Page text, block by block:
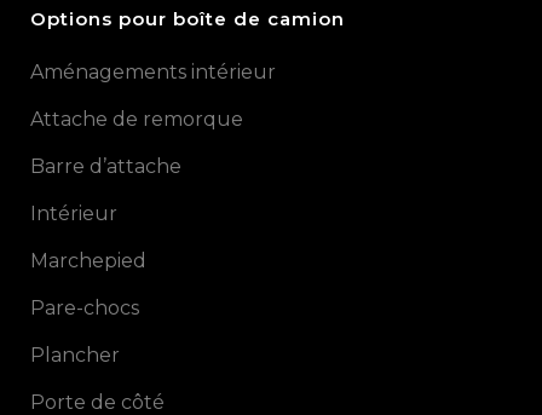
Options pour boîte de camion
Aménagements intérieur
Attache de remorque
Barre d’attache
Intérieur
Marchepied
Pare-chocs
Plancher
Porte de côté